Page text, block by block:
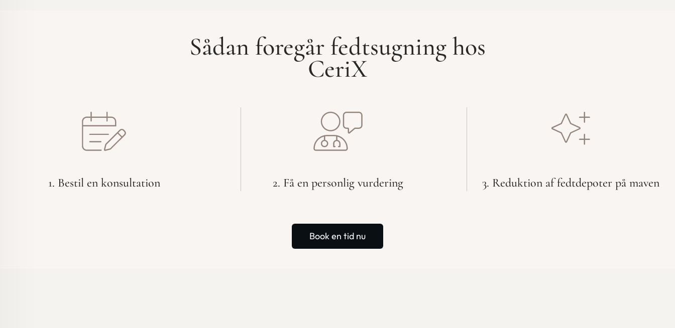
Sådan foregår fedtsugning hos
CeriX
1. Bestil en konsultation 2. Få en personlig vurdering 3. Reduktion af fedtdepoter på maven
Book en tid nu